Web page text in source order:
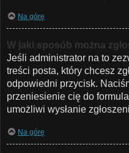
Na górę
W jaki sposób można
Jeśli administrator na to
treści posta, który chcesz
odpowiedni przycisk.
przeniesienie cię do
umożliwi wysłanie
Na górę